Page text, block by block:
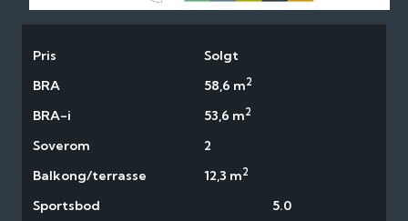
Pris
Solgt
BRA
58,6 m2
BRA-i 53,6 m2
Soverom
2
Balkong/terrasse
12,3 m2
Sportsbod
5.0